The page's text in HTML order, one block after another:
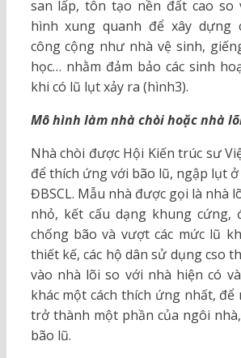
san lấp, tôn tạo nền đất cao so
hình xung quanh để xây dựng
công cộng như nhà vệ sinh,
học… nhằm đảm bảo các sinh
khi có lũ lụt xảy ra (hình3).
Mô hình làm nhà chòi hoặc nhà
Nhà chòi được Hội Kiến trúc sư
để thích ứng với bão lũ, ngập lụt
ĐBSCL. Mẫu nhà được gọi là nhà
nhỏ, kết cấu dạng khung cứng,
chống bão và vượt các mức lũ
thiết kế, các hộ dân sử dụng cso
vào nhà lõi so với nhà hiện có
khác một cách thích ứng nhất,
trở thành một phần của ngôi
bão lũ.